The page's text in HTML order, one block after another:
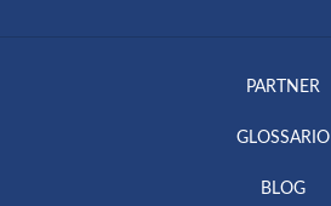
PARTNER
GLOSSARIO
BLOG